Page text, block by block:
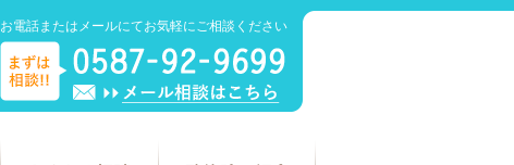
お電話またはメールにてお気軽にご相談ください